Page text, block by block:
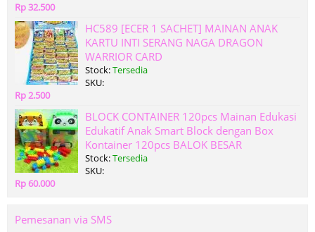
Rp 32.500
HC589 [ECER 1 SACHET] MAINAN ANAK
KARTU INTI SERANG NAGA DRAGON
WARRIOR CARD
Stock:Tersedia
SKU:
Rp 2.500
BLOCK CONTAINER 120pcs Mainan Edukasi
Edukatif Anak Smart Block dengan Box
Kontainer 120pcs BALOK BESAR
Stock:Tersedia
SKU:
Rp 60.000
Pemesanan via SMS